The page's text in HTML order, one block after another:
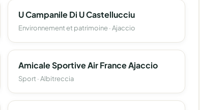
U Campanile Di U Castellucciu
Environnement et patrimoine · Ajaccio
Amicale Sportive Air France Ajaccio
Sport · Albitreccia